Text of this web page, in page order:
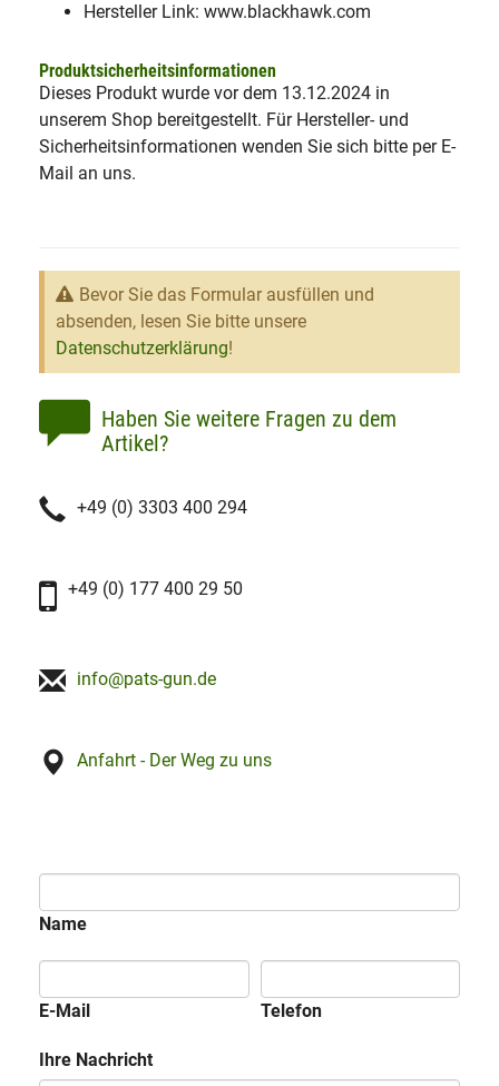
Hersteller Link: www.blackhawk.com
Produktsicherheitsinformationen
Dieses Produkt wurde vor dem 13.12.2024 in
unserem Shop bereitgestellt. Für Hersteller- und
Sicherheitsinformationen wenden Sie sich bitte per E-
Mail an uns.
Bevor Sie das Formular ausfüllen und
absenden, lesen Sie bitte unsere
Datenschutzerklärung!
Haben Sie weitere Fragen zu dem
Artikel?
+49 (0) 3303 400 294
+49 (0) 177 400 29 50
info@pats-gun.de
Anfahrt - Der Weg zu uns
Name
E-Mail Telefon
Ihre Nachricht